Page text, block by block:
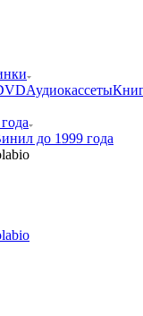
Аудиокассеты
до 1999 года